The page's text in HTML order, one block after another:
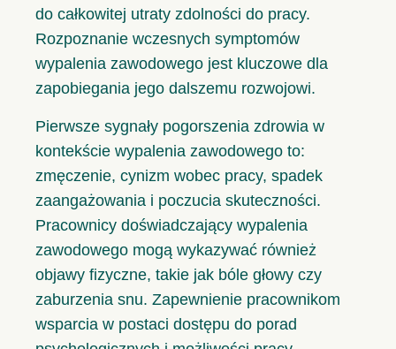
do całkowitej utraty zdolności do pracy.
Rozpoznanie wczesnych symptomów
wypalenia zawodowego jest kluczowe dla
zapobiegania jego dalszemu rozwojowi.
Pierwsze sygnały pogorszenia zdrowia w
kontekście wypalenia zawodowego to:
zmęczenie, cynizm wobec pracy, spadek
zaangażowania i poczucia skuteczności.
Pracownicy doświadczający wypalenia
zawodowego mogą wykazywać również
objawy fizyczne, takie jak bóle głowy czy
zaburzenia snu. Zapewnienie pracownikom
wsparcia w postaci dostępu do porad